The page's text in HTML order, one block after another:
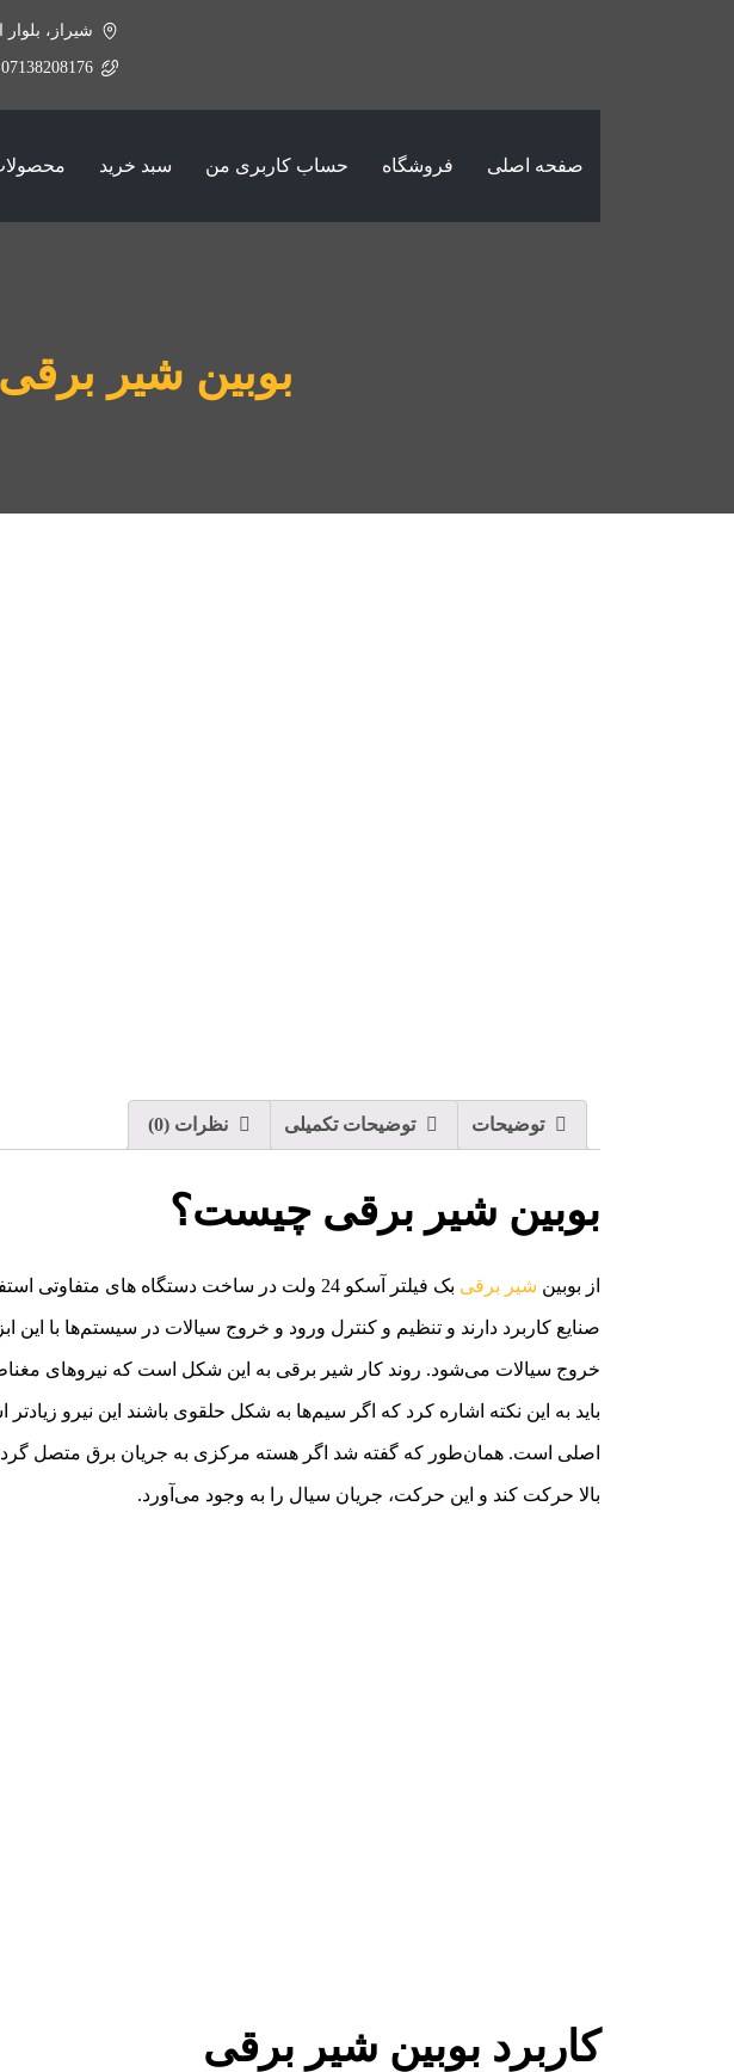
شیراز،
07138208176
صفحه اصلی فروشگاه حساب کاربری من سبد خرید
بوبین شیر برقی
توضیحات توضیحات تکمیلی نظرات (0)
بوبین شیر برقی چیست؟
از بوبین شیر برقی بک فیلتر آسکو 24 ولت در ساخت دستگاه
صنایع کاربرد دارند و تنظیم و کنترل ورود و خروج سیالات در سیستم‌ها با
خروج سیالات می‌شود. روند کار شیر برقی به این شکل است که نیروهای
باید به این نکته اشاره کرد که اگر سیم‌ها به شکل حلقوی باشند این نیرو
اصلی است. همان‌طور که گفته شد اگر هسته مرکزی به جریان برق متصل
بالا حرکت کند و این حرکت، جریان سیال را به وجود می‌آورد.
کاربرد بوبین شیر برقی